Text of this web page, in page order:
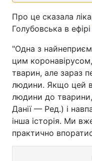
Про це сказала
Голубовська в ефірі
"Одна з
цим
тварин, але зараз
людини. Якщо цей
людини до
Данії — Ред.) і
інша історія. Ми
практично